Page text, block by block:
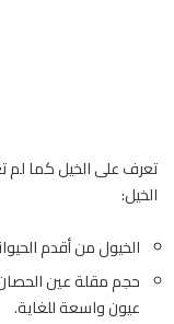
الخيل:
الخيولمن أقدم
حجم مقلة عين
عيون واسعة للغاية.